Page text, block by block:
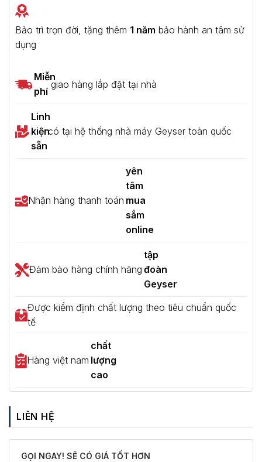
Bảo trì trọn đời, tặng thêm 1 năm bảo hành an tâm sử
dụng
Miễn
phí
giao hàng lắp đặt tại nhà
Linh
kiện
sẵn
có tại hệ thống nhà máy Geyser toàn quốc
Nhận hàng thanh toán
yên
tâm
mua
sắm
online
Đảm bảo hàng chính hãng
tập
đoàn
Geyser
Được kiểm định chất lượng theo tiêu chuẩn quốc
tế
Hàng việt nam
chất
lượng
cao
LIÊN HỆ
GỌI NGAY! SẼ CÓ GIÁ TỐT HƠN